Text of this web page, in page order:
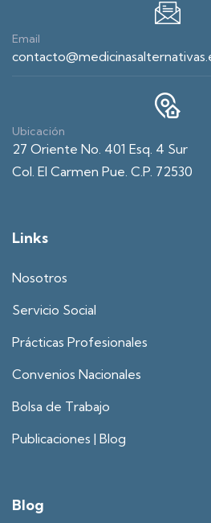
Email
Ubicación
27 Oriente No. 401 Esq. 4 Sur
Col. El Carmen Pue. C.P. 72530
Links
Nosotros
Servicio Social
Prácticas Profesionales
Convenios Nacionales
Bolsa de Trabajo
Publicaciones | Blog
Blog